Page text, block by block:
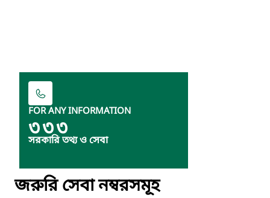
FOR ANY INFORMATION
৩৩৩
সরকারি তথ্য ও সেবা
জরুরি সেবা নম্বরসমূহ